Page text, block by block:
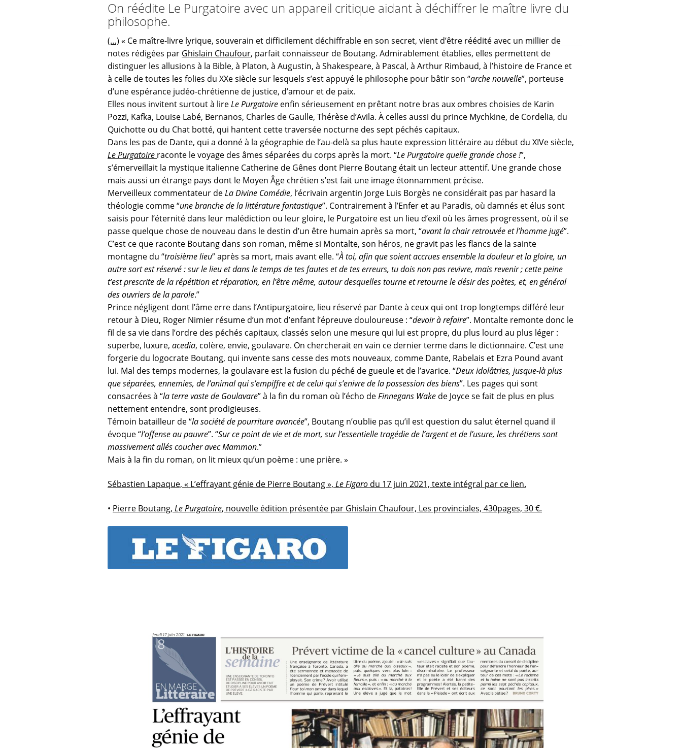
On réédite Le Purgatoire avec un appareil critique aidant à déchiffrer le maître livre du
philosophe.
(…) « Ce maître-livre lyrique, souverain et difficilement déchiffrable en son secret, vient d’être réédité avec un millier de
notes rédigées par Ghislain Chaufour, parfait connaisseur de Boutang. Admirablement établies, elles permettent de
distinguer les allusions à la Bible, à Platon, à Augustin, à Shakespeare, à Pascal, à Arthur Rimbaud, à l’histoire de France et
à celle de toutes les folies du XXe siècle sur lesquels s’est appuyé le philosophe pour bâtir son “arche nouvelle”, porteuse
d’une espérance judéo-chrétienne de justice, d’amour et de paix.
Elles nous invitent surtout à lireLe Purgatoire enfin sérieusement en prêtant notre bras aux ombres choisies de Karin
Pozzi, Kafka, Louise Labé, Bernanos, Charles de Gaulle, Thérèse d’Avila. À celles aussi du prince Mychkine, de Cordelia, du
Quichotte ou du Chat botté, qui hantent cette traversée nocturne des sept péchés capitaux.
Dans les pas de Dante, qui a donné à la géographie de l’au-delà sa plus haute expression littéraire au début du XIVe siècle,
Le Purgatoire raconte le voyage des âmes séparées du corps après la mort. “Le Purgatoire quelle grande chose !”,
s’émerveillait la mystique italienne Catherine de Gênes dont Pierre Boutang était un lecteur attentif. Une grande chose
mais aussi un étrange pays dont le Moyen Âge chrétien s’est fait une image étonnamment précise.
Merveilleux commentateur deLa Divine Comédie, l’écrivain argentin Jorge Luis Borgès ne considérait pas par hasard la
théologie comme “une branche de la littérature fantastique”. Contrairement à l’Enfer et au Paradis, où damnés et élus sont
saisis pour l’éternité dans leur malédiction ou leur gloire, le Purgatoire est un lieu d’exil où les âmes progressent, où il se
passe quelque chose de nouveau dans le destin d’un être humain après sa mort, “avant la chair retrouvée et l’homme jugé”.
C’est ce que raconte Boutang dans son roman, même si Montalte, son héros, ne gravit pas les flancs de la sainte
montagne du “troisième lieu” après sa mort, mais avant elle. “À toi, afin que soient accrues ensemble la douleur et la gloire, un
autre sort est réservé : sur le lieu et dans le temps de tes fautes et de tes erreurs, tu dois non pas revivre, mais revenir ; cette peine
t’est prescrite de la répétition et réparation, en l’être même, autour desquelles tourne et retourne le désir des poètes, et, en général
des ouvriers de la parole.”
Prince négligent dont l’âme erre dans l’Antipurgatoire, lieu réservé par Dante à ceux qui ont trop longtemps différé leur
retour à Dieu, Roger Nimier résume d’un mot d’enfant l’épreuve douloureuse : “devoir à refaire”. Montalte remonte donc le
fil de sa vie dans l’ordre des péchés capitaux, classés selon une mesure qui lui est propre, du plus lourd au plus léger :
superbe, luxure, acedia, colère, envie, goulavare. On chercherait en vain ce dernier terme dans le dictionnaire. C’est une
forgerie du logocrate Boutang, qui invente sans cesse des mots nouveaux, comme Dante, Rabelais et Ezra Pound avant
lui. Mal des temps modernes, la goulavare est la fusion du péché de gueule et de l’avarice. “Deux idolâtries, jusque-là plus
que séparées, ennemies, de l’animal qui s’empiffre et de celui qui s’enivre de la possession des biens”. Les pages qui sont
consacrées à “la terre vaste de Goulavare” à la fin du roman où l’écho deFinnegans Wake de Joyce se fait de plus en plus
nettement entendre, sont prodigieuses.
Témoin batailleur de “la société de pourriture avancée”, Boutang n’oublie pas qu’il est question du salut éternel quand il
évoque “l’offense au pauvre”. “Sur ce point de vie et de mort, sur l’essentielle tragédie de l’argent et de l’usure, les chrétiens sont
massivement allés coucher avec Mammon.”
Mais à la fin du roman, on lit mieux qu’un poème : une prière. »
Sébastien Lapaque, « L’effrayant génie de Pierre Boutang », Le Figaro du 17 juin 2021, texte intégral par ce lien.
• Pierre Boutang, Le Purgatoire, nouvelle édition présentée par Ghislain Chaufour, Les provinciales, 430pages, 30 €.